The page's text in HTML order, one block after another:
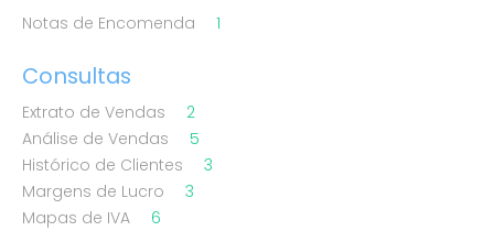
Notas de Encomenda 1
Consultas
Extrato de Vendas
2
Análise de Vendas
5
Histórico de Clientes
3
Margens de Lucro
3
Mapas de IVA
6